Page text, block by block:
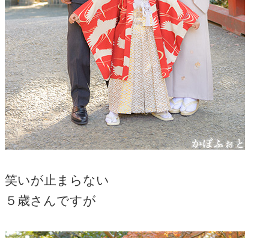
笑いが止まらない
５歳さんですが